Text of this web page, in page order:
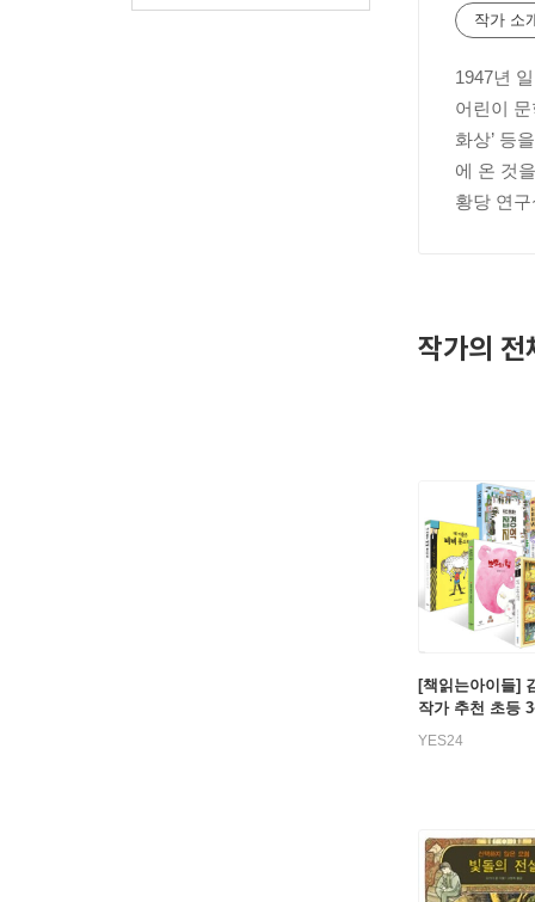
작가 소
1947년
어린이
화상’ 등
에 온 것
황당 연
작가의 전
[책읽는아이들]
작가 추천 초등
세트
YES24